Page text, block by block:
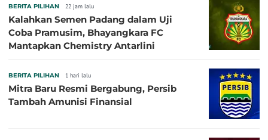
BERITA PILIHAN 22 jam lalu
Kalahkan Semen Padang dalam Uji
Coba Pramusim, Bhayangkara FC
Mantapkan Chemistry Antarlini
BERITA PILIHAN 1 hari lalu
Mitra Baru Resmi Bergabung, Persib
Tambah Amunisi Finansial